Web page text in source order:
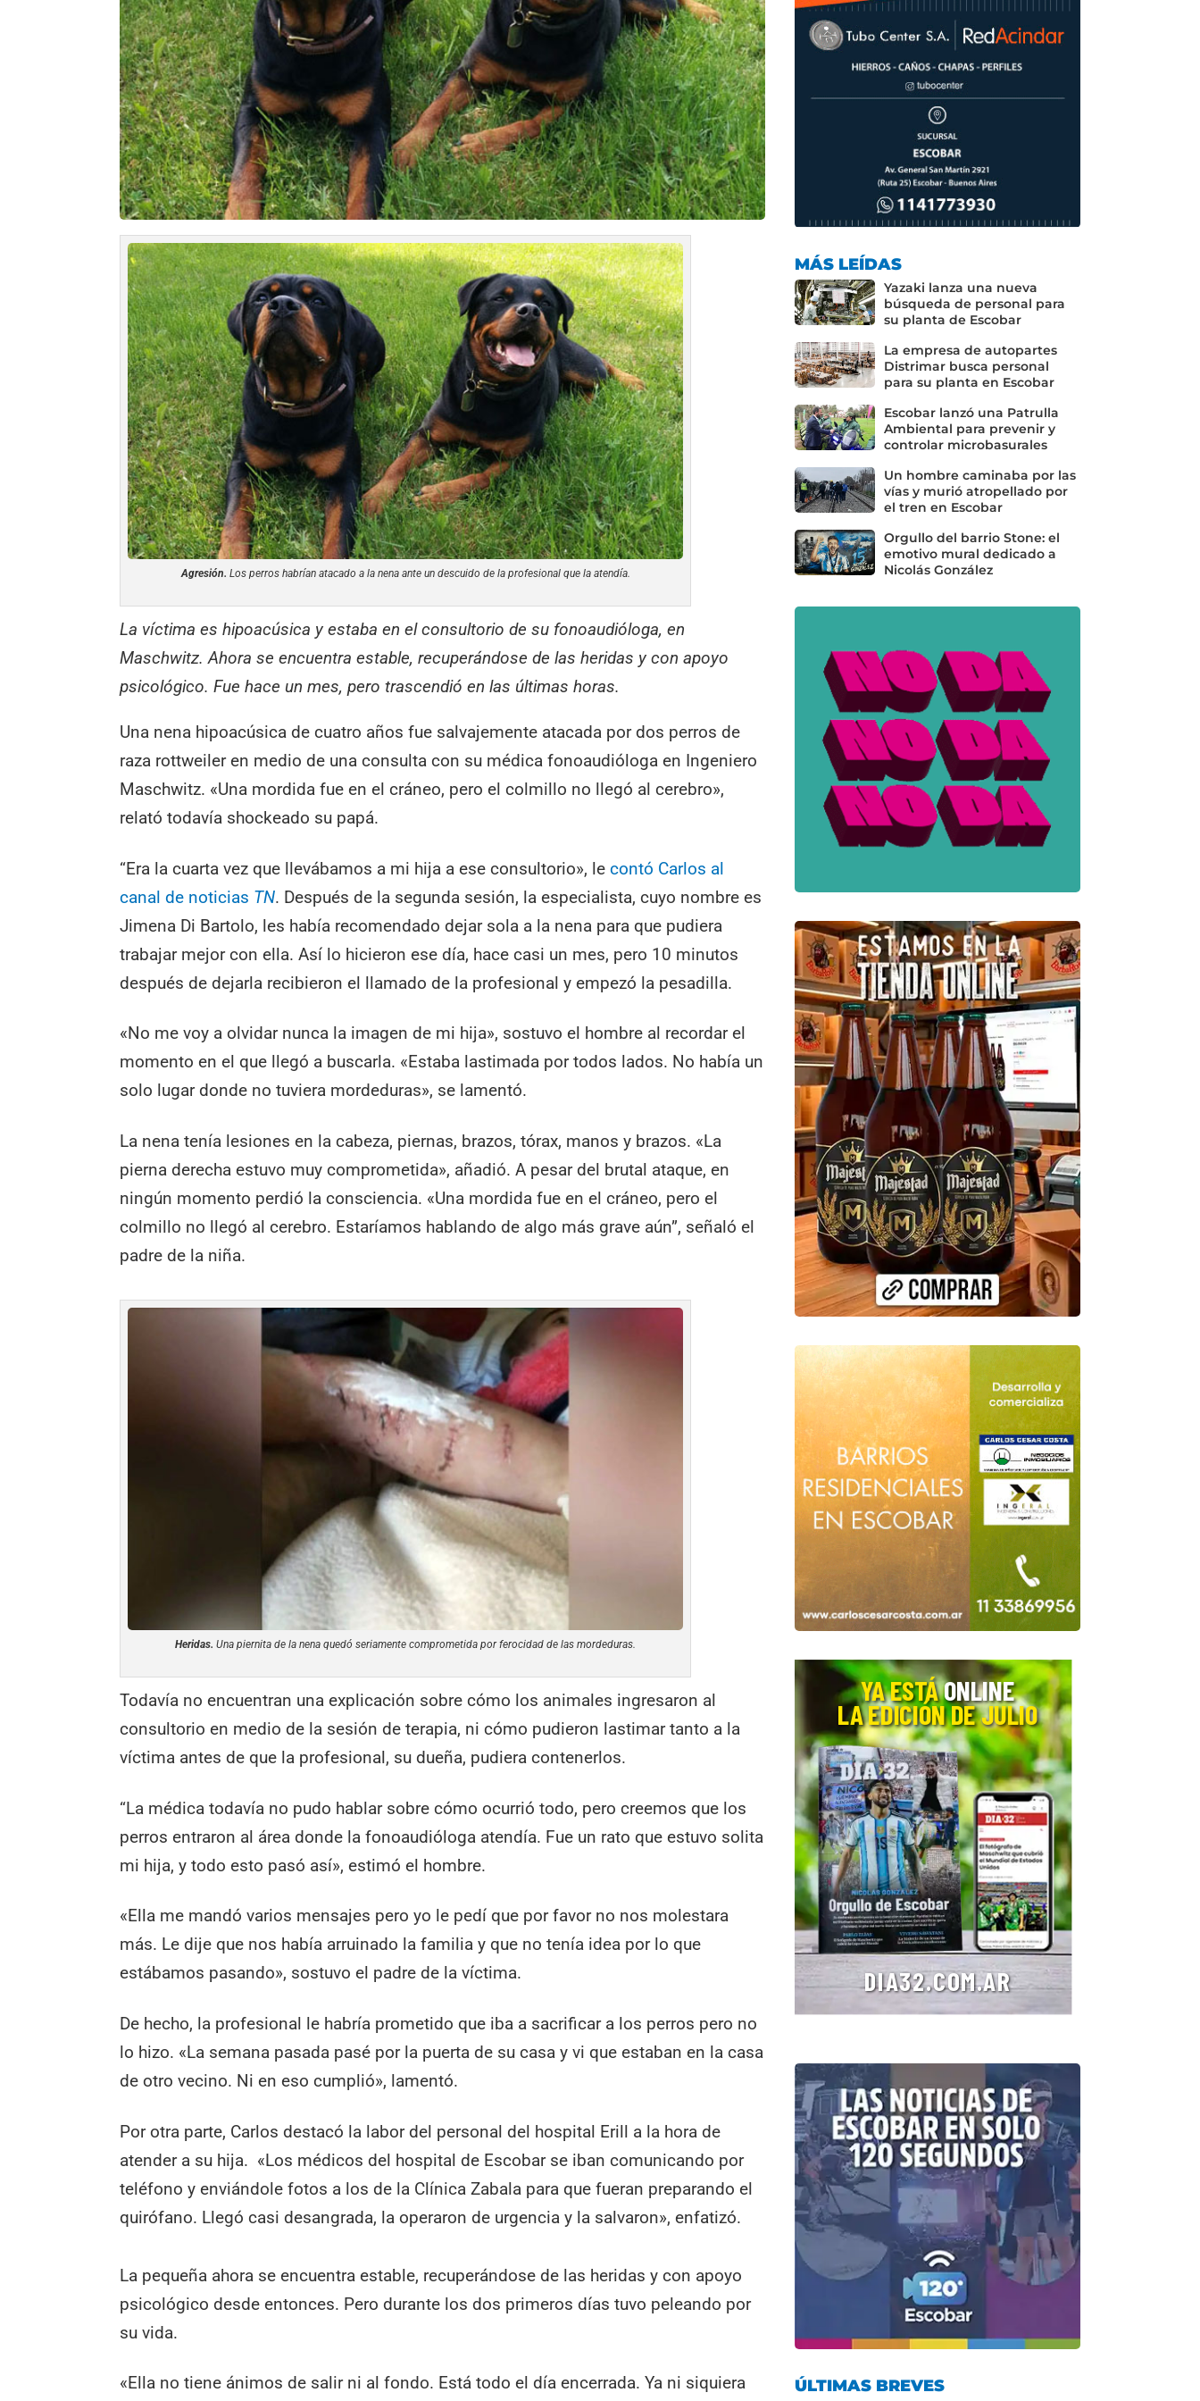
Agresión. Los perros habrían atacado a la nena ante un descuido de la profesional que la atendía.
La víctima es hipoacúsica y estaba en el consultorio de su fonoaudióloga, en
Maschwitz. Ahora se encuentra estable, recuperándose de las heridas y con apoyo
psicológico. Fue hace un mes, pero trascendió en las últimas horas.
Una nena hipoacúsica de cuatro años fue salvajemente atacada por dos perros de
raza rottweiler en medio de una consulta con su médica fonoaudióloga en Ingeniero
Maschwitz. «Una mordida fue en el cráneo, pero el colmillo no llegó al cerebro»,
relató todavía shockeado su papá.
“Era la cuarta vez que llevábamos a mi hija a ese consultorio», le contó Carlos al
canal de noticias TN. Después de la segunda sesión, la especialista, cuyo nombre es
Jimena Di Bartolo, les había recomendado dejar sola a la nena para que pudiera
trabajar mejor con ella. Así lo hicieron ese día, hace casi un mes, pero 10 minutos
después de dejarla recibieron el llamado de la profesional y empezó la pesadilla.
«No me voy a olvidar nunca la imagen de mi hija», sostuvo el hombre al recordar el
momento en el que llegó a buscarla. «Estaba lastimada por todos lados. No había un
solo lugar donde no tuviera mordeduras», se lamentó.
La nena tenía lesiones en la cabeza, piernas, brazos, tórax, manos y brazos. «La
pierna derecha estuvo muy comprometida», añadió. A pesar del brutal ataque, en
ningún momento perdió la consciencia. «Una mordida fue en el cráneo, pero el
colmillo no llegó al cerebro. Estaríamos hablando de algo más grave aún”, señaló el
padre de la niña.
Heridas. Una piernita de la nena quedó seriamente comprometida por ferocidad de las mordeduras.
Todavía no encuentran una explicación sobre cómo los animales ingresaron al
consultorio en medio de la sesión de terapia, ni cómo pudieron lastimar tanto a la
víctima antes de que la profesional, su dueña, pudiera contenerlos.
“La médica todavía no pudo hablar sobre cómo ocurrió todo, pero creemos que los
perros entraron al área donde la fonoaudióloga atendía. Fue un rato que estuvo solita
mi hija, y todo esto pasó así», estimó el hombre.
«Ella me mandó varios mensajes pero yo le pedí que por favor no nos molestara
más. Le dije que nos había arruinado la familia y que no tenía idea por lo que
estábamos pasando», sostuvo el padre de la víctima.
De hecho, la profesional le habría prometido que iba a sacrificar a los perros pero no
lo hizo. «La semana pasada pasé por la puerta de su casa y vi que estaban en la casa
de otro vecino. Ni en eso cumplió», lamentó.
Por otra parte, Carlos destacó la labor del personal del hospital Erill a la hora de
atender a su hija. «Los médicos del hospital de Escobar se iban comunicando por
teléfono y enviándole fotos a los de la Clínica Zabala para que fueran preparando el
quirófano. Llegó casi desangrada, la operaron de urgencia y la salvaron», enfatizó.
La pequeña ahora se encuentra estable, recuperándose de las heridas y con apoyo
psicológico desde entonces. Pero durante los dos primeros días tuvo peleando por
su vida.
«Ella no tiene ánimos de salir ni al fondo. Está todo el día encerrada. Ya ni siquiera
MÁS LEÍDAS
Yazaki lanza una nueva
búsqueda de personal para
su planta de Escobar
La empresa de autopartes
Distrimar busca personal
para su planta en Escobar
Escobar lanzó una Patrulla
Ambiental para prevenir y
controlar microbasurales
Un hombre caminaba por las
vías y murió atropellado por
el tren en Escobar
Orgullo del barrio Stone: el
emotivo mural dedicado a
Nicolás González
ÚLTIMAS BREVES